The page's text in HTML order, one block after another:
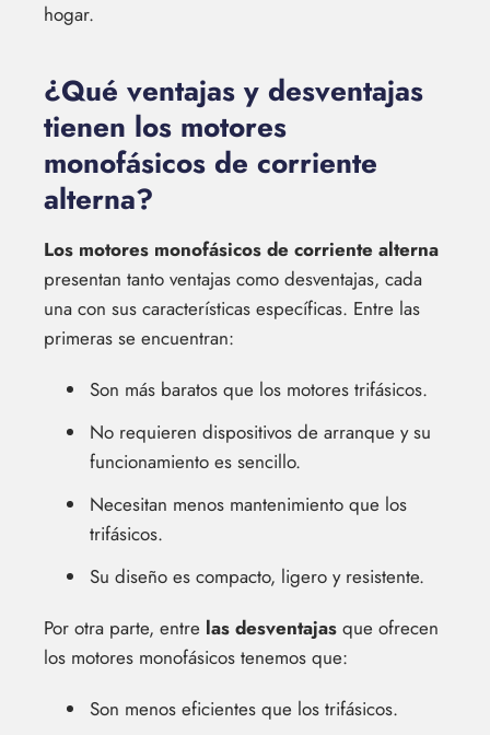
hogar.
¿Qué ventajas y desventajas
tienen los motores
monofásicos de corriente
alterna?
Los motores monofásicos de corriente alterna
presentan tanto ventajas como desventajas, cada
una con sus características específicas. Entre las
primeras se encuentran:
Son más baratos que los motores trifásicos.
No requieren dispositivos de arranque y su
funcionamiento es sencillo.
Necesitan menos mantenimiento que los
trifásicos.
Su diseño es compacto, ligero y resistente.
Por otra parte, entre las desventajas que ofrecen
los motores monofásicos tenemos que:
Son menos eficientes que los trifásicos.